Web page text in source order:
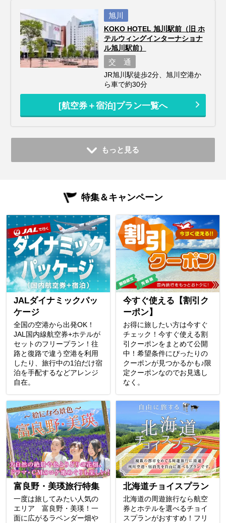
旭川
KOKO HOTEL 旭川駅前（旧 ホ
テルウィングインターナショナ
ル旭川駅前）
交 通
JR旭川駅徒歩2分、旭川空港か
ら車で約30分
[航空券＋宿泊]プラン一覧へ
もっと見る
特集＆キャンペーン
JALダイナミックパッ
ケージ
全国の空港から出発OK！
JAL国内線航空券+ホテルが
セットのフリープラン！往
路と復路で違う空港を利用
したり、旅行中の1泊だけ宿
泊を手配するなどアレンジ
自在。
今すぐ使える【割引ク
ーポン】
お得に旅したい方は今すぐ
チェック！今すぐ使える割
引クーポンをまとめて公開
中！希望条件にぴったりの
クーポンが見つかるかも♪限
定クーポンなのでお見逃し
なく。
富良野・美瑛旅行特集
一度は旅してみたい人気の
エリア 富良野・美瑛！一
面に広がるラベンダー畑や
北海道チョイスプラン
北海道の周遊旅行なら航空
券とホテルを選べるチョイ
スプランがおすすめ！フリ